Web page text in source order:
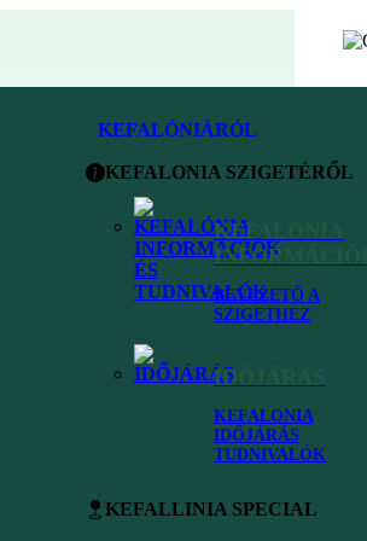
KEFALÓNIÁRÓL
KEFALONIA SZIGETÉRŐL
KEFALONIA
INFORMÁCIÓK
BEVEZETŐ A
SZIGETHEZ
IDŐJÁRÁS
KEFALONIA
IDŐJÁRÁS
TUDNIVALÓK
KEFALLINIA SPECIAL
az aranyhomokos,
a keleti és a déli strandok